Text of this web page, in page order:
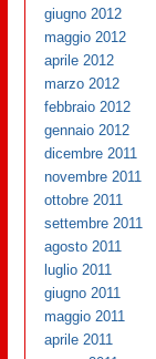
giugno 2012
maggio 2012
aprile 2012
marzo 2012
febbraio 2012
gennaio 2012
dicembre 2011
novembre 2011
ottobre 2011
settembre 2011
agosto 2011
luglio 2011
giugno 2011
maggio 2011
aprile 2011